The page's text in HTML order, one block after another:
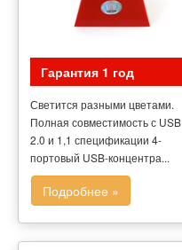
Гарантия 1 год
Светится разными цветами.
Полная совместимость с USB
2.0 и 1,1 спецификации 4-
портовый USB-концентра...
Подробнее »